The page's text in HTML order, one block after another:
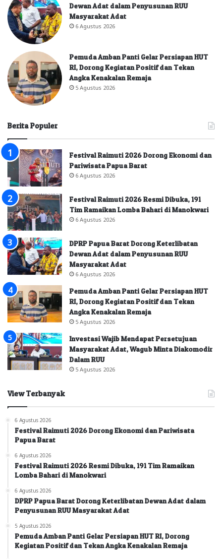
Dewan Adat dalam Penyusunan RUU
Masyarakat Adat
6 Agustus 2026
Pemuda Amban Panti Gelar Persiapan HUT
RI, Dorong Kegiatan Positif dan Tekan
Angka Kenakalan Remaja
5 Agustus 2026
Berita Populer
Festival Raimuti 2026 Dorong Ekonomi dan
Pariwisata Papua Barat
6 Agustus 2026
Festival Raimuti 2026 Resmi Dibuka, 191
Tim Ramaikan Lomba Bahari di Manokwari
6 Agustus 2026
DPRP Papua Barat Dorong Keterlibatan
Dewan Adat dalam Penyusunan RUU
Masyarakat Adat
6 Agustus 2026
Pemuda Amban Panti Gelar Persiapan HUT
RI, Dorong Kegiatan Positif dan Tekan
Angka Kenakalan Remaja
5 Agustus 2026
Investasi Wajib Mendapat Persetujuan
Masyarakat Adat, Wagub Minta Diakomodir
Dalam RUU
5 Agustus 2026
View Terbanyak
6 Agustus 2026
Festival Raimuti 2026 Dorong Ekonomi dan Pariwisata
Papua Barat
6 Agustus 2026
Festival Raimuti 2026 Resmi Dibuka, 191 Tim Ramaikan
Lomba Bahari di Manokwari
6 Agustus 2026
DPRP Papua Barat Dorong Keterlibatan Dewan Adat dalam
Penyusunan RUU Masyarakat Adat
5 Agustus 2026
Pemuda Amban Panti Gelar Persiapan HUT RI, Dorong
Kegiatan Positif dan Tekan Angka Kenakalan Remaja